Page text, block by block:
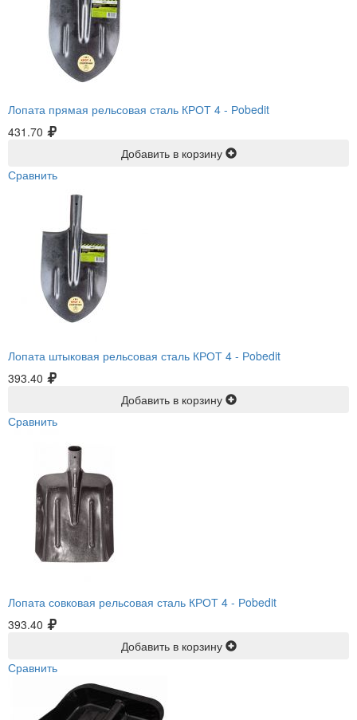
Лопата прямая рельсовая сталь КРОТ 4 - Рobedit
431.70
Добавить в корзину
Сравнить
Лопата штыковая рельсовая сталь КРОТ 4 - Рobedit
393.40
Добавить в корзину
Сравнить
Лопата совковая рельсовая сталь КРОТ 4 - Рobedit
393.40
Добавить в корзину
Сравнить